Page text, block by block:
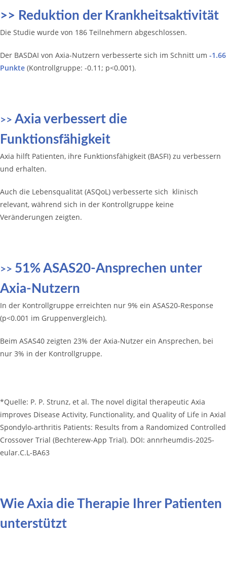
>> Reduktion der Krankheitsaktivität
Die Studie wurde von 186 Teilnehmern abgeschlossen.
Der BASDAI von Axia-Nutzern verbesserte sich im Schnitt um -1.66
Punkte (Kontrollgruppe: -0.11; p<0.001).
>> Axia verbessert die
Funktionsfähigkeit
Axia hilft Patienten, ihre Funktionsfähigkeit (BASFI) zu verbessern
und erhalten.
Auch die Lebensqualität (ASQoL) verbesserte sich klinisch
relevant, während sich in der Kontrollgruppe keine
Veränderungen zeigten.
>> 51% ASAS20-Ansprechen unter
Axia-Nutzern
In der Kontrollgruppe erreichten nur 9% ein ASAS20-Response
(p<0.001 im Gruppenvergleich).
Beim ASAS40 zeigten 23% der Axia-Nutzer ein Ansprechen, bei
nur 3% in der Kontrollgruppe.
*Quelle: P. P. Strunz, et al. The novel digital therapeutic Axia
improves Disease Activity, Functionality, and Quality of Life in Axial
Spondylo-arthritis Patients: Results from a Randomized Controlled
Crossover Trial (Bechterew-App Trial). DOI: annrheumdis-2025-
eular.C.L-BA63
Wie Axia die Therapie Ihrer Patienten
unterstützt